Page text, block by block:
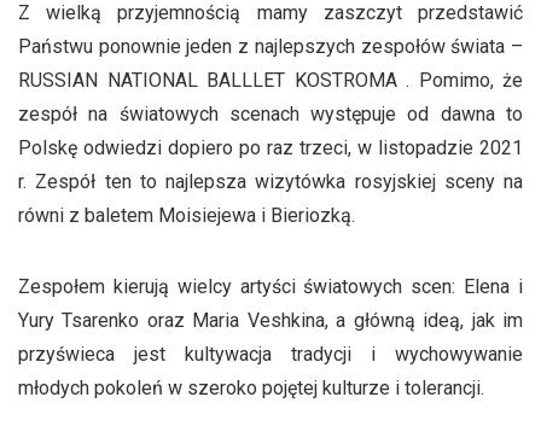
Z wielką przyjemnością mamy zaszczyt przedstawić
Państwu ponownie jeden z najlepszych zespołów świata –
RUSSIAN NATIONAL BALLLET KOSTROMA . Pomimo, że
zespół na światowych scenach występuje od dawna to
Polskę odwiedzi dopiero po raz trzeci, w listopadzie 2021
r. Zespół ten to najlepsza wizytówka rosyjskiej sceny na
równi z baletem Moisiejewa i Bieriozką.
Zespołem kierują wielcy artyści światowych scen: Elena i
Yury Tsarenko oraz Maria Veshkina, a główną ideą, jak im
przyświeca jest kultywacja tradycji i wychowywanie
młodych pokoleń w szeroko pojętej kulturze i tolerancji.